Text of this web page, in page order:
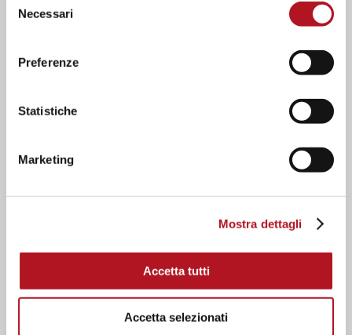
delNecessari
Preferenze
Statistiche
Marketing
Mostra dettagli
Accetta tutti
Accetta selezionati
CAD
Documenti
Manuale programmazioni tecniche CEP-090